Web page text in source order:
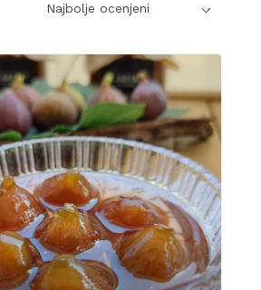
Najbolje ocenjeni